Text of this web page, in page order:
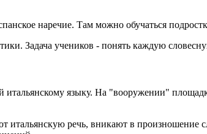
наречие. Там можно обучаться
Задача учеников - понять каждую
языку. На "вооружении"
речь, вникают в произношение